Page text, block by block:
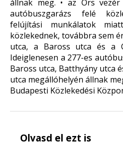
állnak meg. • az Örs
autóbuszgarázs felé
felújítási munkálatok
közlekednek, továbbra sem
utca, a Baross utca és a
Ideiglenesen a 277-es
Baross utca, Batthyány utca
utca megállóhelyén állnak
Budapesti Közlekedési
Olvasd el ezt is